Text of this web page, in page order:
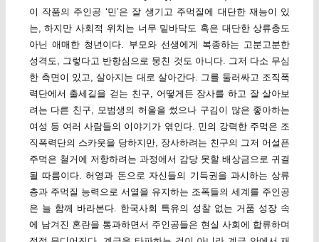
이 작품의 주인공 ‘민’은 잘 생기고 주먹질에 대단한 재능이 있
는, 하지만 사회적 위치는 너무 밑바닥도 혹은 대단한 상류층도
아닌 애매한 청년이다. 부모와 선생에게 복종하는 고분고분한
성격도, 그렇다고 반항심으로 뭉친 것도 아니다. 그저 다소 무심
한 측면이 있고, 살아지는 대로 살아간다. 그를 둘러싸고 조직폭
력단에서 출세길을 걷는 친구, 어떻게든 장사를 하고 잘 살아보
려는 다른 친구, 모범생의 허울을 썼으나 구김이 많은 좋아하는
여성 등 여러 사람들의 이야기가 엮인다. 민의 강력한 주먹은 조
직폭력단의 스카웃을 당하지만, 장사하려는 친구의 그저 어설픈
주먹은 철거에 저항하려는 과정에서 감당 못할 배상금으로 귀결
될 따름이다. 허영과 돈으로 자신들의 기득권을 과시하는 상류
층과 주먹질 능력으로 서열을 유지하는 조폭들의 세계를 주인공
은 늘 함께 바라본다. 한국사회 특유의 성찰 없는 거품 성장 속
에 남겨진 혼란을 통과하면서 주인공들은 현실 사회에 합류하며